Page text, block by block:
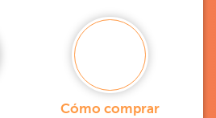
Cómo comprar